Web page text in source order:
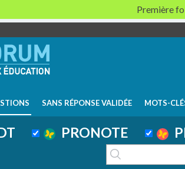
SANS RÉPONSE VALIDÉE MOTS-
PRONOTE
Première